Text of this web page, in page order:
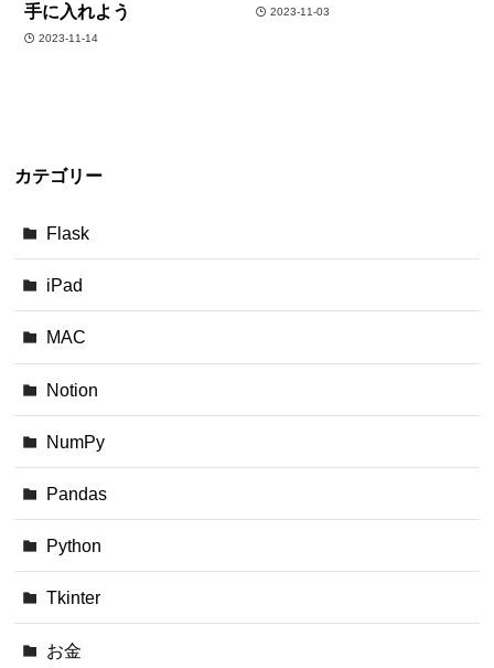
手に入れよう
2023-11-14
2023-11-03
カテゴリー
Flask
iPad
MAC
Notion
NumPy
Pandas
Python
Tkinter
お金